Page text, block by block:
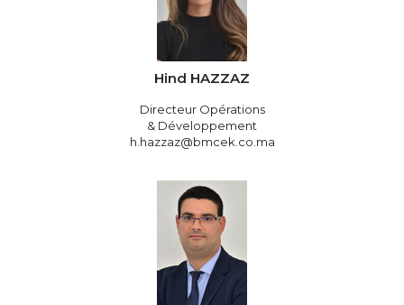
Hind HAZZAZ
Directeur Opérations
& Développement
h.hazzaz@bmcek.co.ma